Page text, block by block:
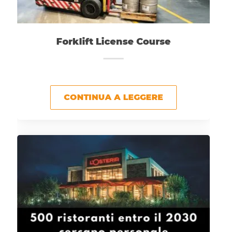
Forklift License Course
CONTINUA A LEGGERE